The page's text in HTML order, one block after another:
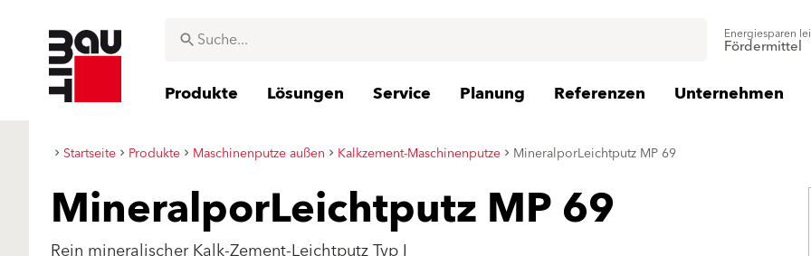
Energiesparen
Fördermittel
Produkte Lösungen Service Planung Referenzen Unternehmen
Startseite Produkte Maschinenputze außen Kalkzement-Maschinenputze MineralporLeichtputz MP 69
MineralporLeichtputz MP 69